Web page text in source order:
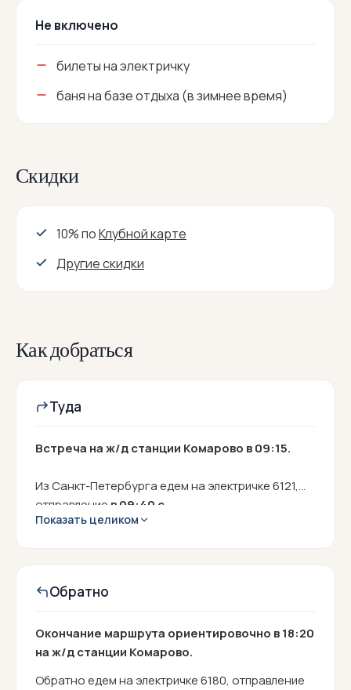
Не включено
билеты на электричку
баня на базе отдыха (в зимнее время)
Скидки
10% поКлубной карте
Другие скидки
Как добраться
Туда
Встреча на ж/д станции Комарово в 09:15.
Из Санкт-Петербурга едем на электричке 6121,
отправление в 09:40 с
Финляндского вокзала.
Показать целиком
Обратно
Окончание маршрута ориентировочно в 18:20
на ж/д станции Комарово.
Обратно едем на электричке 6180, отправление